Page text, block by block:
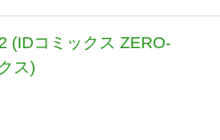
(IDコミックス ZERO-
ス)